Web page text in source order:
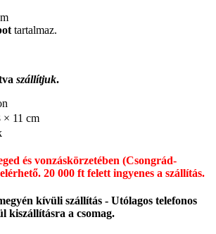
tartalmaz.
szállítjuk.
× 11 cm
és vonzáskörzetében (Csongrád-
20 000 ft felett ingyenes a szállítás.
kívüli szállítás - Utólagos telefonos
kiszállításra a csomag.